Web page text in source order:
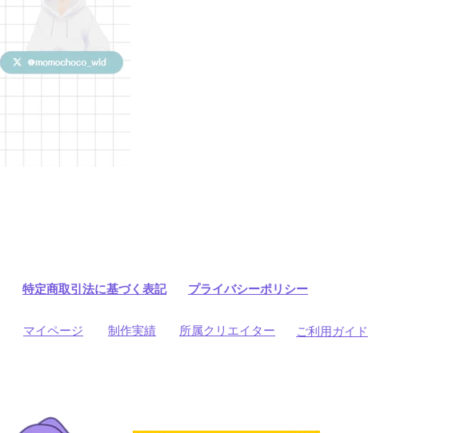
プライバシーポリシー
​特定商取引法に基づく表記
マイページ 制作実績 所属クリエイター ご利用ガイド